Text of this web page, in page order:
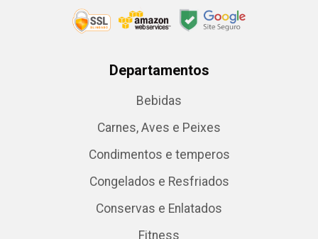
Departamentos
Bebidas
Carnes, Aves e Peixes
Condimentos e temperos
Congelados e Resfriados
Conservas e Enlatados
Fitness